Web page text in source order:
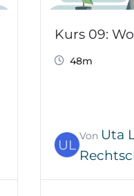
Kurs 09:
48m
UL
Von Uta